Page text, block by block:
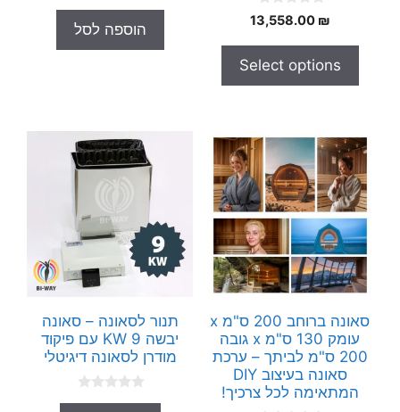
0
o
o
5
13,558.00 ₪
Select options
o
5
היה:
4,800.00 ₪.
הוספה לסל
סאונה ברוחב 200 ס"מ x
עומק 130 ס"מ x גובה
200 ס"מ לביתך – ערכת
סאונה בעיצוב DIY
המתאימה לכל צרכיך!
תנור לסאונה – סאונה
יבשה 9 KW עם פיקוד
מודרן לסאונה דיגיטלי
0